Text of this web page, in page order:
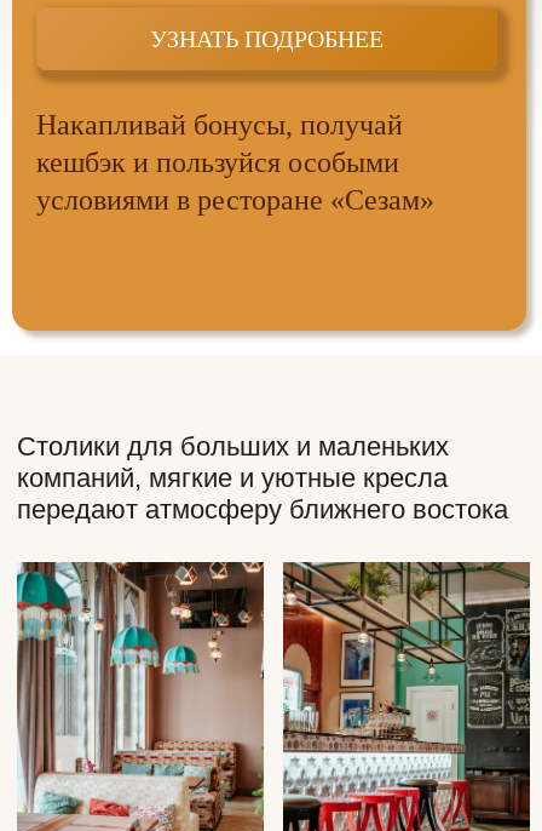
Накапливай бонусы, получай
кешбэк и пользуйся особыми
условиями в ресторане «Сезам»
УЗНАТЬ ПОДРОБНЕЕ